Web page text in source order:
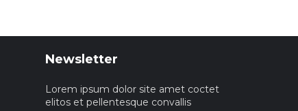
Newsletter
Lorem ipsum dolor site amet coctet
elitos et pellentesque convallis